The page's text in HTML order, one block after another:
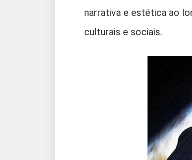
narrativa e estética ao
culturais e sociais.